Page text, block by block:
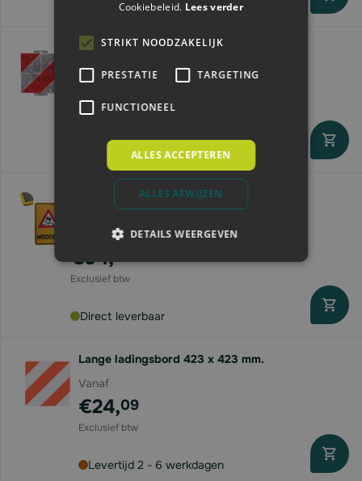
Levertijd 2 - 6 werkdagen
Granit Waarschuwingsbord | linkswijzend |
285x285 |reflector
Levertijd 2 - 6 werkdagen
Modderbord Officieel | retroreflecterend |
40x60cm | geel
€54,
Direct leverbaar
Lange ladingsbord 423 x 423 mm.
Vanaf
€24,09
Levertijd 2 - 6 werkdagen
Cookiebeleid. Lees verder
STRIKT NOODZAKELIJK
PRESTATIE TARGETING
FUNCTIONEEL
ALLES ACCEPTEREN
ALLES AFWIJZEN
DETAILS WEERGEVEN